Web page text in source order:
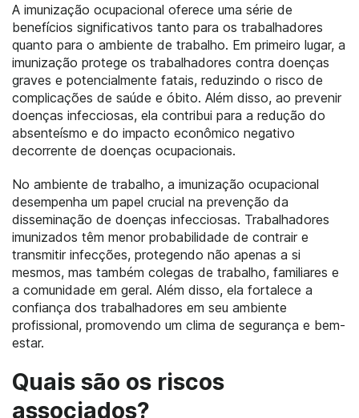
A imunização ocupacional oferece uma série de
benefícios significativos tanto para os trabalhadores
quanto para o ambiente de trabalho. Em primeiro lugar, a
imunização protege os trabalhadores contra doenças
graves e potencialmente fatais, reduzindo o risco de
complicações de saúde e óbito. Além disso, ao prevenir
doenças infecciosas, ela contribui para a redução do
absenteísmo e do impacto econômico negativo
decorrente de doenças ocupacionais.
No ambiente de trabalho, a imunização ocupacional
desempenha um papel crucial na prevenção da
disseminação de doenças infecciosas. Trabalhadores
imunizados têm menor probabilidade de contrair e
transmitir infecções, protegendo não apenas a si
mesmos, mas também colegas de trabalho, familiares e
a comunidade em geral. Além disso, ela fortalece a
confiança dos trabalhadores em seu ambiente
profissional, promovendo um clima de segurança e bem-
estar.
Quais são os riscos
associados?